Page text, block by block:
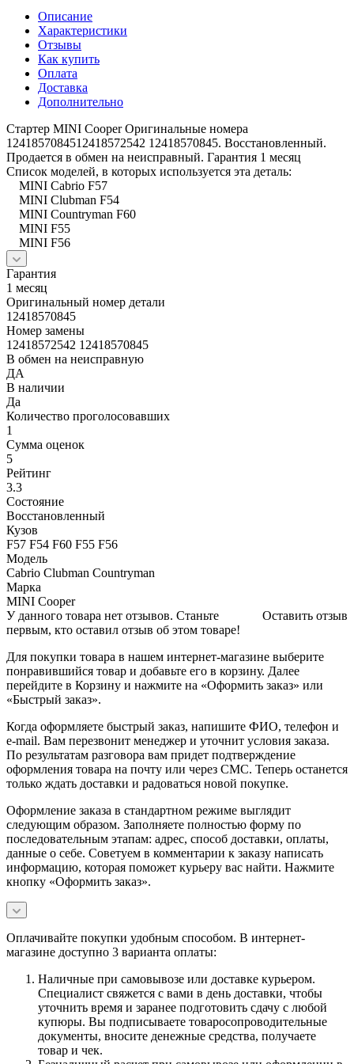
Описание
Характеристики
Отзывы
Как купить
Оплата
Доставка
Дополнительно
Стартер MINI Cooper Оригинальные номера
1241857084512418572542 12418570845. Восстановленный.
Продается в обмен на неисправный. Гарантия 1 месяц
Список моделей, в которых используется эта деталь:
MINI Cabrio F57
MINI Clubman F54
MINI Countryman F60
MINI F55
MINI F56
Гарантия
1 месяц
Оригинальный номер детали
12418570845
Номер замены
12418572542 12418570845
В обмен на неисправную
ДА
В наличии
Да
Количество проголосовавших
1
Сумма оценок
5
Рейтинг
3.3
Состояние
Восстановленный
Кузов
F57 F54 F60 F55 F56
Модель
Cabrio Clubman Countryman
Марка
MINI Cooper
Оставить отзыв
У данного товара нет отзывов. Станьте
первым, кто оставил отзыв об этом товаре!
Для покупки товара в нашем интернет-магазине выберите
понравившийся товар и добавьте его в корзину. Далее
перейдите в Корзину и нажмите на «Оформить заказ» или
«Быстрый заказ».
Когда оформляете быстрый заказ, напишите ФИО, телефон и
e-mail. Вам перезвонит менеджер и уточнит условия заказа.
По результатам разговора вам придет подтверждение
оформления товара на почту или через СМС. Теперь останется
только ждать доставки и радоваться новой покупке.
Оформление заказа в стандартном режиме выглядит
следующим образом. Заполняете полностью форму по
последовательным этапам: адрес, способ доставки, оплаты,
данные о себе. Советуем в комментарии к заказу написать
информацию, которая поможет курьеру вас найти. Нажмите
кнопку «Оформить заказ».
Оплачивайте покупки удобным способом. В интернет-
магазине доступно 3 варианта оплаты:
Наличные при самовывозе или доставке курьером.
Специалист свяжется с вами в день доставки, чтобы
уточнить время и заранее подготовить сдачу с любой
купюры. Вы подписываете товаросопроводительные
документы, вносите денежные средства, получаете
товар и чек.